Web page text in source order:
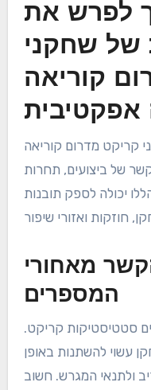
לפרש את
של שחקני
קוריאה
קריקט מדרום קוריאה
של ביצועים, תחרות
יכולה לספק תובנות
מאחורי
המספרים
סטטיסטיקות קריקט.
עשוי להשתנות באופן
ולתנאי המגרש. חשוב